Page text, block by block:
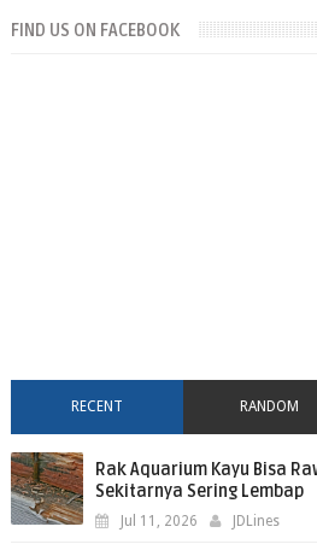
FIND US ON FACEBOOK
RECENT RANDOM
Rak Aquarium Kayu Bisa
Sekitarnya Sering Lembap
Jul 11, 2026 JDLines